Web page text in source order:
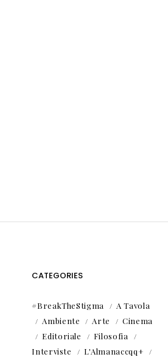
CATEGORIES
#BreakTheStigma
A Tavola
Ambiente
Arte
Cinema
Editoriale
Filosofia
Interviste
L'Almanaccqq+